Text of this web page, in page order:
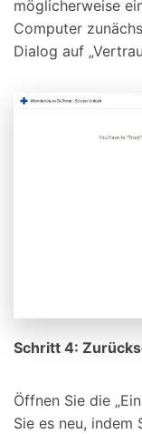
möglicherweise
Computer
Dialog auf
Schritt 4:
Öffnen Sie die
Sie es neu, indem